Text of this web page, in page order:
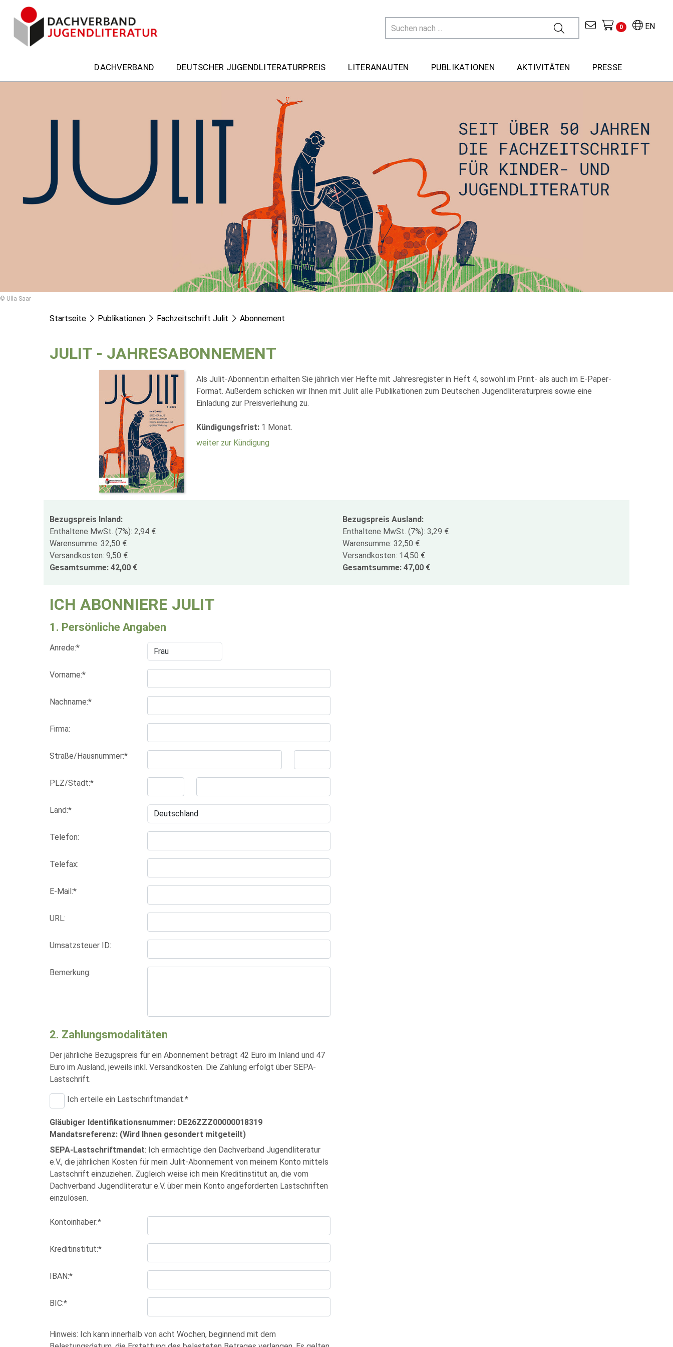
EN
0
DACHVERBAND DEUTSCHER JUGENDLITERATURPREIS LITERANAUTEN PUBLIKATIONEN AKTIVITÄTEN PRESSE
© Ulla Saar
Startseite Publikationen Fachzeitschrift Julit Abonnement
JULIT - JAHRESABONNEMENT
Als Julit-Abonnent:in erhalten Sie jährlich vier Hefte mit Jahresregister in Heft 4, sowohl im Print- als auch im E-Paper-
Format. Außerdem schicken wir Ihnen mit Julit alle Publikationen zum Deutschen Jugendliteraturpreis sowie eine
Einladung zur Preisverleihung zu.
Kündigungsfrist:1 Monat.
weiter zur Kündigung
Bezugspreis Inland:
Enthaltene MwSt. (7%): 2,94 €
Warensumme: 32,50 €
Versandkosten: 9,50 €
Gesamtsumme: 42,00 €
Bezugspreis Ausland:
Enthaltene MwSt. (7%): 3,29 €
Warensumme: 32,50 €
Versandkosten: 14,50 €
Gesamtsumme: 47,00 €
ICH ABONNIERE JULIT
1. Persönliche Angaben
Anrede:*
Vorname:*
Nachname:*
Firma:
Straße/Hausnummer:*
PLZ/Stadt:*
Land:*
Telefon:
Telefax:
E-Mail:*
URL:
Umsatzsteuer ID:
Bemerkung:
2. Zahlungsmodalitäten
Der jährliche Bezugspreis für ein Abonnement beträgt 42 Euro im Inland und 47
Euro im Ausland, jeweils inkl. Versandkosten. Die Zahlung erfolgt über SEPA-
Lastschrift.
Ich erteile ein Lastschriftmandat.*
Gläubiger Identifikationsnummer: DE26ZZZ00000018319
Mandatsreferenz: (Wird Ihnen gesondert mitgeteilt)
SEPA-Lastschriftmandat: Ich ermächtige den Dachverband Jugendliteratur
e.V., die jährlichen Kosten für mein Julit-Abonnement von meinem Konto mittels
Lastschrift einzuziehen. Zugleich weise ich mein Kreditinstitut an, die vom
Dachverband Jugendliteratur e.V. über mein Konto angeforderten Lastschriften
einzulösen.
Kontoinhaber:*
Kreditinstitut:*
IBAN:*
BIC:*
Hinweis: Ich kann innerhalb von acht Wochen, beginnend mit dem